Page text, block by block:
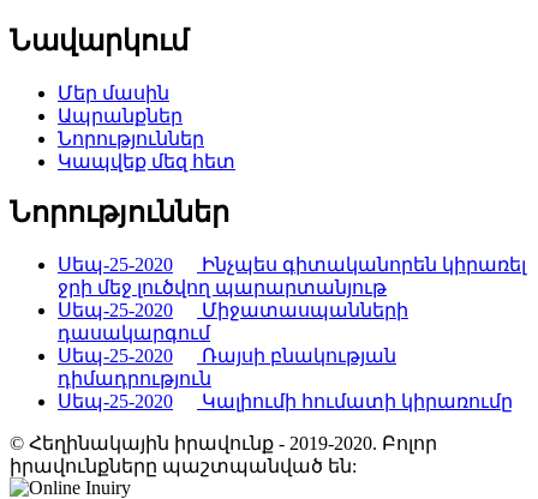
Նավարկում
Մեր մասին
Ապրանքներ
Նորություններ
Կապվեք մեզ հետ
Նորություններ
Սեպ-25-2020
Ինչպես գիտականորեն կիրառել
ջրի մեջ լուծվող պարարտանյութ
Սեպ-25-2020
Միջատասպանների
դասակարգում
Սեպ-25-2020
Ռայսի բնակության
դիմադրություն
Սեպ-25-2020
Կալիումի հումատի կիրառումը
© Հեղինակային իրավունք - 2019-2020. Բոլոր
իրավունքները պաշտպանված են: